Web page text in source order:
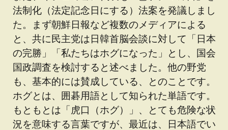
法制化（法定記念日にする）法案を発議しまし
た。まず朝鮮日報など複数のメディアによる
と、共に民主党は日韓首脳会談に対して「日本
の完勝」「私たちはホグになった」とし、国会
国政調査を検討すると述べました。他の野党
も、基本的には賛成している、とのことです。
ホグとは、囲碁用語として知られた単語です。
もともとは「虎口（ホグ）」、とても危険な状
況を意味する言葉ですが、最近は、日本語でい